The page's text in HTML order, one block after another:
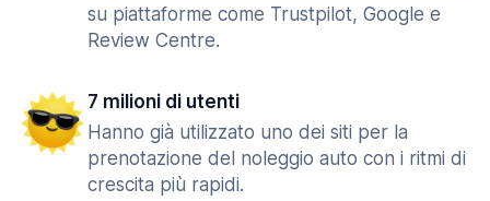
su piattaforme come Trustpilot, Google e
Review Centre.
7 milioni di utenti
Hanno già utilizzato uno dei siti per la
prenotazione del noleggio auto con i ritmi di
crescita più rapidi.